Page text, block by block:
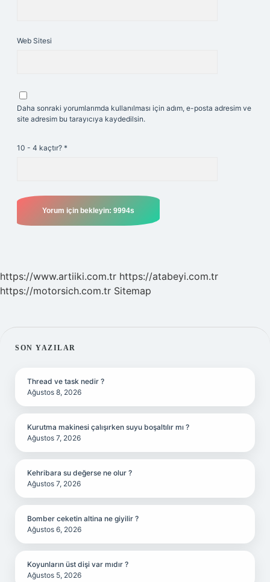
Web Sitesi
Daha sonraki yorumlarımda kullanılması için adım, e-posta adresim ve
site adresim bu tarayıcıya kaydedilsin.
10 - 4 kaçtır? *
https://www.artiiki.com.tr https://atabeyi.com.tr
https://motorsich.com.tr Sitemap
SIDEBAR
SON YAZILAR
Thread ve task nedir ?
Ağustos 8, 2026
Kurutma makinesi çalışırken suyu boşaltılır mı ?
Ağustos 7, 2026
Kehribara su değerse ne olur ?
Ağustos 7, 2026
Bomber ceketin altina ne giyilir ?
Ağustos 6, 2026
Koyunların üst dişi var mıdır ?
Ağustos 5, 2026